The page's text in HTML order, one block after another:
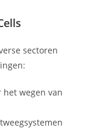
sectoren
het wegen van